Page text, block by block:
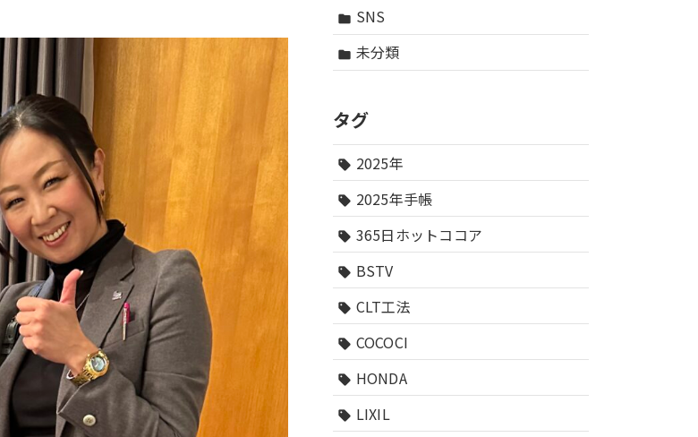
folder SNS
folder 未分類
タグ
sell 2025年
sell 2025年手帳
sell 365日ホットココア
sell BSTV
sell CLT工法
sell COCOCI
sell HONDA
sell LIXIL